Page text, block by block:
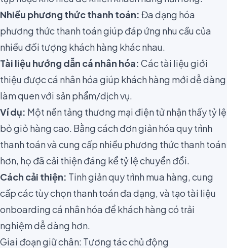
Nhiều phương thức thanh toán: Đa dạng hóa
phương thức thanh toán giúp đáp ứng nhu cầu của
nhiều đối tượng khách hàng khác nhau.
Tài liệu hướng dẫn cá nhân hóa: Các tài liệu giới
thiệu được cá nhân hóa giúp khách hàng mới dễ dàng
làm quen với sản phẩm/dịch vụ.
Ví dụ: Một nền tảng thương mại điện tử nhận thấy tỷ lệ
bỏ giỏ hàng cao. Bằng cách đơn giản hóa quy trình
thanh toán và cung cấp nhiều phương thức thanh toán
hơn, họ đã cải thiện đáng kể tỷ lệ chuyển đổi.
Cách cải thiện: Tinh giản quy trình mua hàng, cung
cấp các tùy chọn thanh toán đa dạng, và tạo tài liệu
onboarding cá nhân hóa để khách hàng có trải
nghiệm dễ dàng hơn.
Giai đoạn giữ chân: Tương tác chủ động